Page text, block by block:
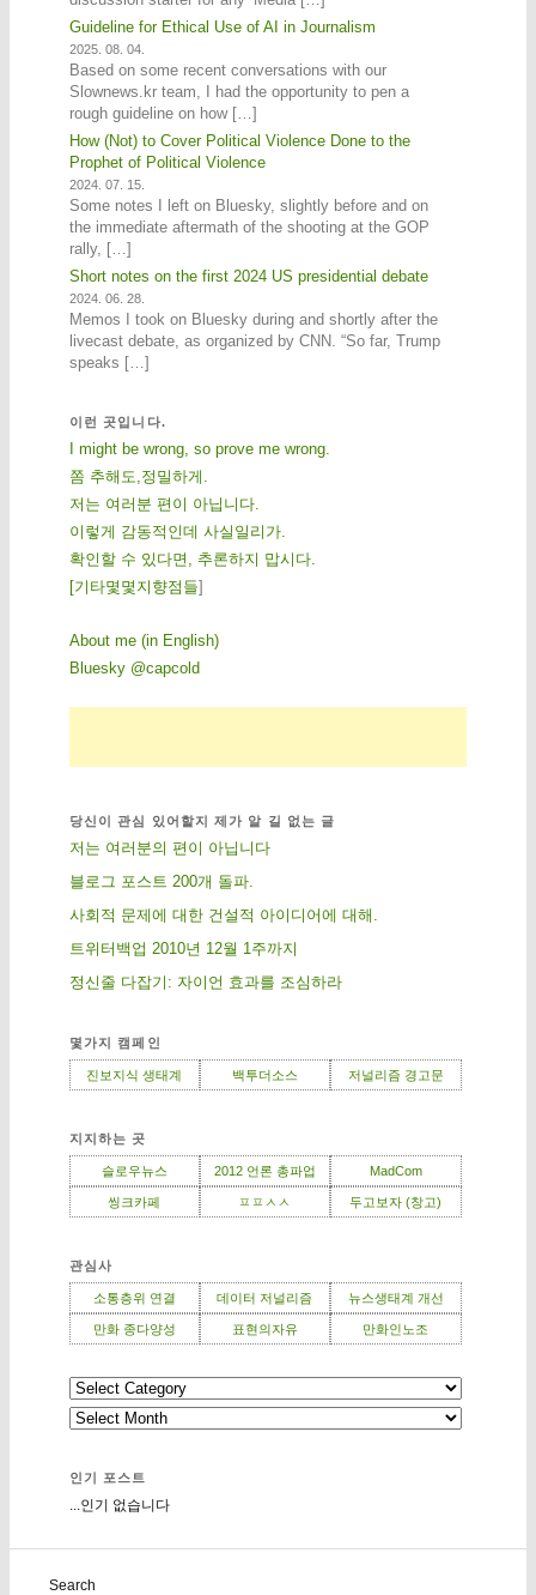
Guideline for Ethical Use of AI in Journalism
2025. 08. 04.
Based on some recent conversations with our
Slownews.kr team, I had the opportunity to pen a
rough guideline on how […]
How (Not) to Cover Political Violence Done to the
Prophet of Political Violence
2024. 07. 15.
Some notes I left on Bluesky, slightly before and on
the immediate aftermath of the shooting at the GOP
rally, […]
Short notes on the first 2024 US presidential debate
2024. 06. 28.
Memos I took on Bluesky during and shortly after the
livecast debate, as organized by CNN. “So far, Trump
speaks […]
이런 곳입니다.
I might be wrong, so prove me wrong.
쫌 추해도,정밀하게.
저는 여러분 편이 아닙니다.
이렇게 감동적인데 사실일리가.
확인할 수 있다면, 추론하지 맙시다.
[기 타몇 몇 지 향점 들]
About me (in English)
Bluesky @capcold
당신이 관심 있어할지 제가 알 길 없는 글
저는 여러분의 편이 아닙니다
블로그 포스트 200개 돌파.
사회적 문제에 대한 건설적 아이디어에 대해.
트위터백업 2010년 12월 1주까지
정신줄 다잡기: 자이언 효과를 조심하라
몇가지 캠페인
진보지식 생태계 백투더소스 저널리즘 경고문
지지하는 곳
슬로우뉴스 2012 언론 총파업 MadCom
씽크카페 ㅍㅍㅅㅅ 두고보자 (창고)
관심사
소통층위 연결 데이터 저널리즘 뉴스생태계 개선
만화 종다양성 표현의자유 만화인노조
인기 포스트
...인기 없습니다
Search